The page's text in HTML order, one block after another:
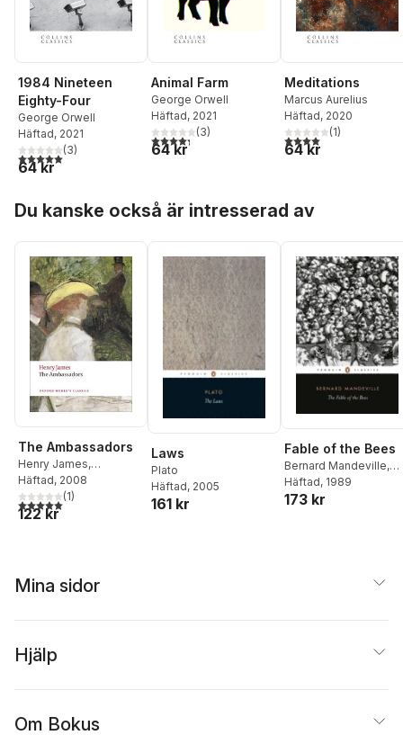
1984 Nineteen
Eighty-Four
George Orwell
Häftad, 2021
5,0utav 5 stjärnor. Totalt antal röster:
(3)
64 kr
Animal Farm
George Orwell
Häftad, 2021
4,3utav 5 stjärnor. Totalt antal röster:
(3)
64 kr
Meditations
Marcus Aurelius
Häftad, 2020
4,0utav 5 stjärnor.
(1)
64 kr
Du kanske också är intresserad av
The Ambassadors
Henry James,
Christopher Butler
Häftad, 2008
5,0utav 5 stjärnor. Totalt antal röster:
(1)
122 kr
Laws
Plato
Häftad, 2005
161 kr
Fable of the Bees
Bernard Mandeville,
Phillip Harth
Häftad, 1989
173 kr
Mina sidor
Hjälp
Om Bokus